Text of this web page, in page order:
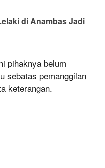
di Anambas Jadi
pihaknya belum
sebatas pemanggilan
keterangan.